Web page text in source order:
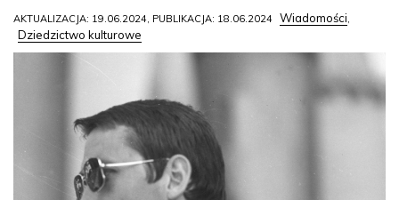
AKTUALIZACJA: 19.06.2024, PUBLIKACJA: 18.06.2024 Wiadomości,
Dziedzictwo kulturowe